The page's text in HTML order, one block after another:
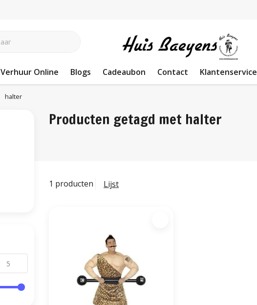
Verhuur Online Blogs Cadeaubon Contact Klantenservice
halter
Producten getagd met halter
1 producten Lijst